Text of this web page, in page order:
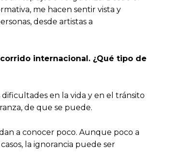
me hacen sentir vista y
desde artistas a
internacional. ¿Qué tipo de
en la vida y en el tránsito
de que se puede.
a conocer poco. Aunque poco a
la ignorancia puede ser